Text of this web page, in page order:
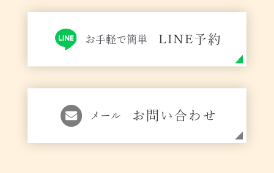
お手軽で簡単 LINE予約
メール お問い合わせ